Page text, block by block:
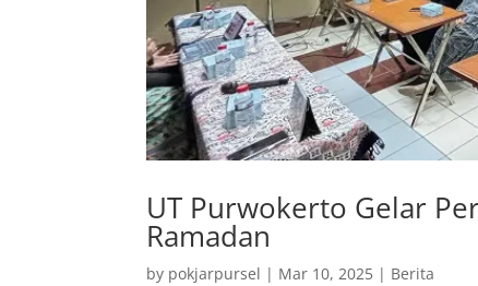
UT Purwokerto Gelar
Ramadan
by pokjarpursel | Mar 10, 2025 | Berita